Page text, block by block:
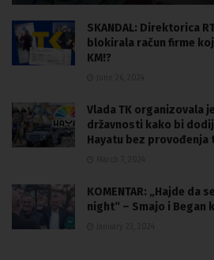
SKANDAL: Direktorica
blokirala račun firme
KM!?
Vlada TK organizovala
državnosti kako bi
Hayatu bez provođenja
KOMENTAR: „Hajde da
night“ – Smajo i Began